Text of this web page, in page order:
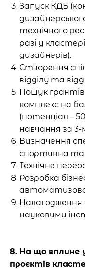
Запуск КДБ
технічного
разі у
дизайнерів).
Створення
відділу та
Пошук
комплекс на
(потенціал –
навчання за
Визначення
спортивна
Технічне
Розробка
Налагодження
науковими
8. На що вплине
проєктів